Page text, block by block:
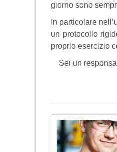
giorno sono
In particolare
un protocollo
proprio esercizio
Sei un